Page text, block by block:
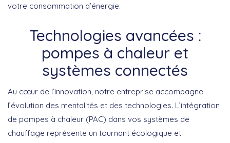
votre consommation d’énergie.
Technologies avancées :
pompes à chaleur et
systèmes connectés
Au cœur de l’innovation, notre entreprise accompagne
l’évolution des mentalités et des technologies. L’intégration
de pompes à chaleur (PAC) dans vos systèmes de
chauffage représente un tournant écologique et